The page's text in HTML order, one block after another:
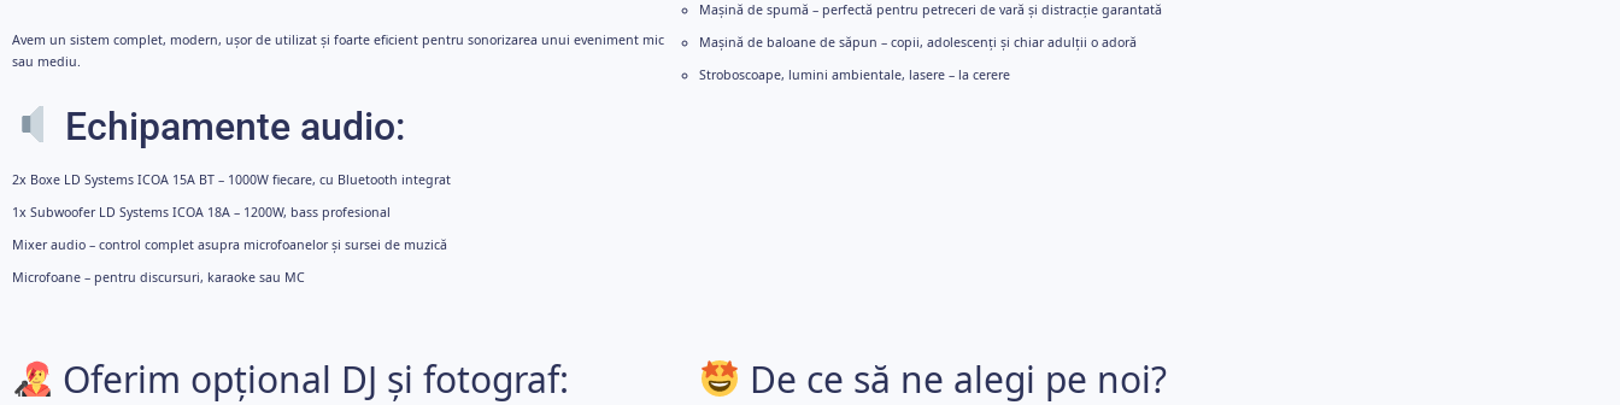
Avem un sistem complet, modern, ușor de utilizat și foarte eficient pentru sonorizarea unui eveniment mic
sau mediu.
Echipamente audio:
2x Boxe LD Systems ICOA 15A BT – 1000W fiecare, cu Bluetooth integrat
1x Subwoofer LD Systems ICOA 18A – 1200W, bass profesional
Mixer audio – control complet asupra microfoanelor și sursei de muzică
Microfoane – pentru discursuri, karaoke sau MC
Mașină de spumă – perfectă pentru petreceri de vară și distracție garantată
Mașină de baloane de săpun – copii, adolescenți și chiar adulții o adoră
Stroboscoape, lumini ambientale, lasere – la cerere
Oferim opțional DJ și fotograf: De ce să ne alegi pe noi?